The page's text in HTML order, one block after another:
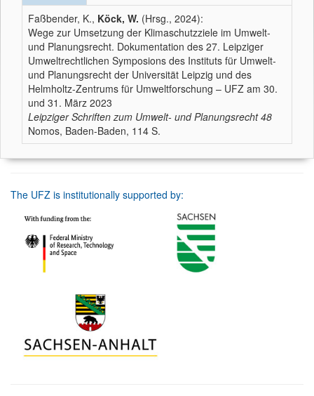
Faßbender, K., Köck, W. (Hrsg., 2024):
Wege zur Umsetzung der Klimaschutzziele im Umwelt-
und Planungsrecht. Dokumentation des 27. Leipziger
Umweltrechtlichen Symposions des Instituts für Umwelt-
und Planungsrecht der Universität Leipzig und des
Helmholtz-Zentrums für Umweltforschung – UFZ am 30.
und 31. März 2023
Leipziger Schriften zum Umwelt- und Planungsrecht 48
Nomos, Baden-Baden, 114 S.
The UFZ is institutionally supported by: